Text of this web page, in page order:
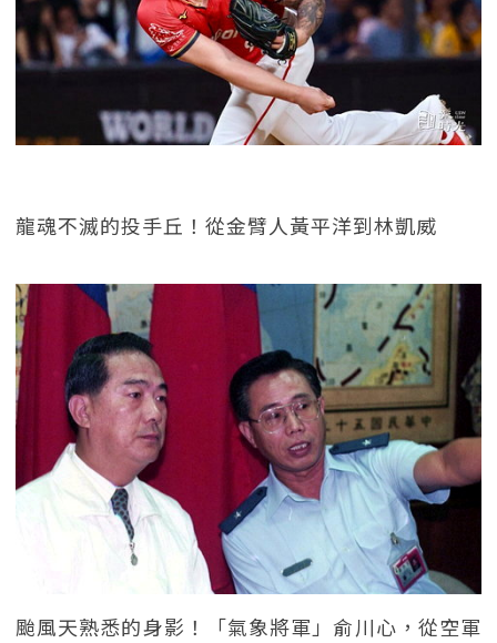
龍魂不滅的投手丘！從金臂人黃平洋到林凱威
颱風天熟悉的身影！「氣象將軍」俞川心，從空軍